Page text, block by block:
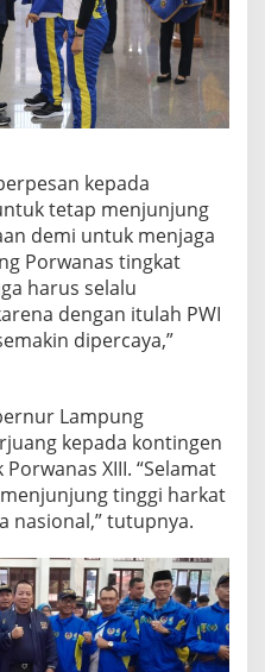
kepada
tetap menjunjung
demi untuk menjaga
Porwanas tingkat
harus selalu
dengan itulah PWI
dipercaya,”
Lampung
kepada kontingen
XIII. “Selamat
tinggi harkat
nasional,” tutupnya.